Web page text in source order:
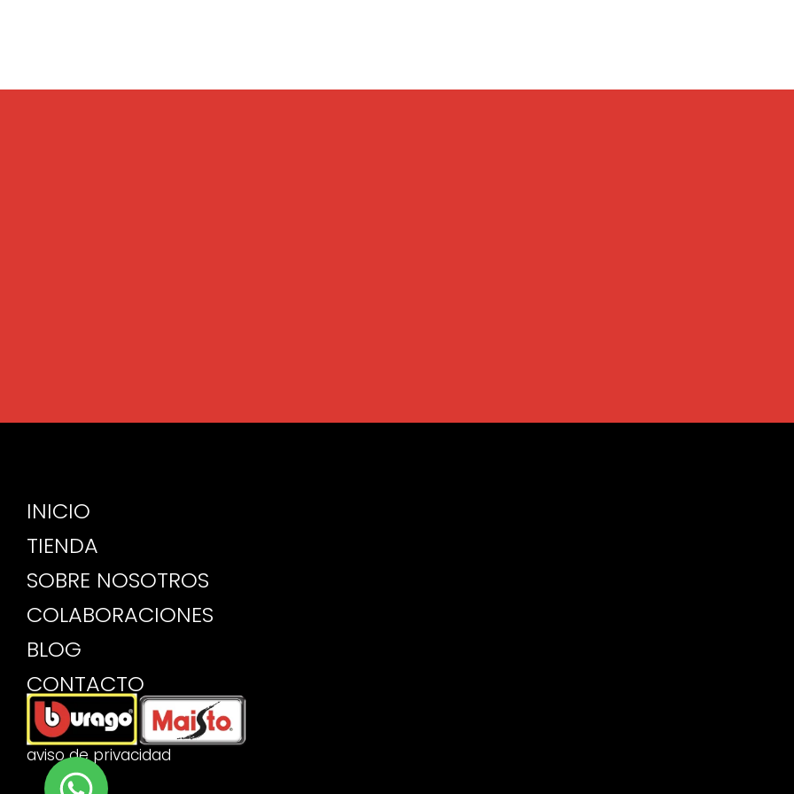
INICIO
TIENDA
SOBRE NOSOTROS
COLABORACIONES
BLOG
CONTACTO
aviso de privacidad